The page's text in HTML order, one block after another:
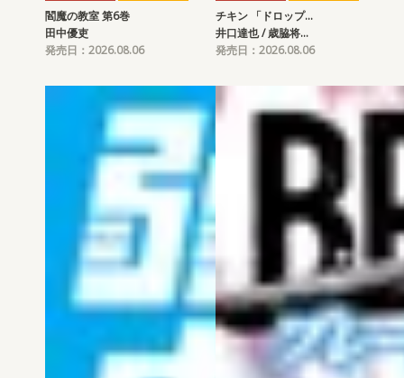
閻魔の教室 第6巻
田中優吏
発売日：2026.08.06
チキン 「ドロップ…
井口達也 / 歳脇将…
発売日：2026.08.06